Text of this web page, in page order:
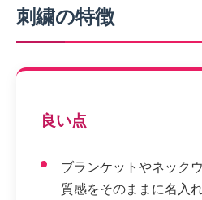
刺繍の特徴
良い点
ブランケットやネック
質感をそのままに名入